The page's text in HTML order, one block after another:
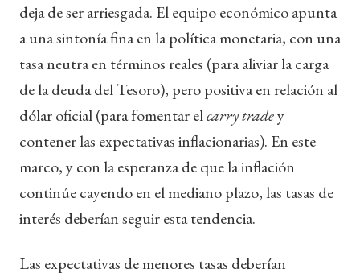
deja de ser arriesgada. El equipo económico apunta
a una sintonía fina en la política monetaria, con una
tasa neutra en términos reales (para aliviar la carga
de la deuda del Tesoro), pero positiva en relación al
dólar oficial (para fomentar elcarry tradey
contener las expectativas inflacionarias). En este
marco, y con la esperanza de que la inflación
continúe cayendo en el mediano plazo, las tasas de
interés deberían seguir esta tendencia.
Las expectativas de menores tasas deberían